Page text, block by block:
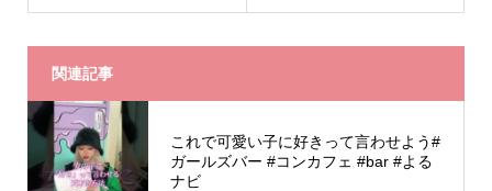
関連記事
これで可愛い子に好きって言わせよう#
ガールズバー #コンカフェ #bar #よる
ナビ